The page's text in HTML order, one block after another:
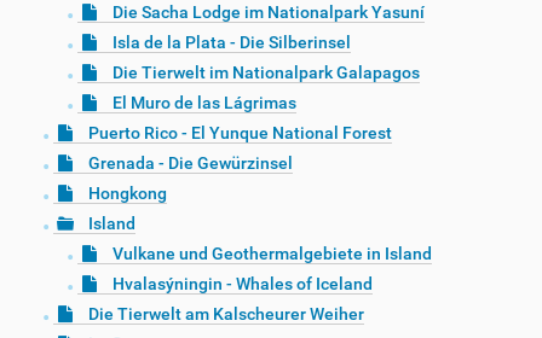
Die Sacha Lodge im Nationalpark Yasuní
Isla de la Plata - Die Silberinsel
Die Tierwelt im Nationalpark Galapagos
El Muro de las Lágrimas
Puerto Rico - El Yunque National Forest
Grenada - Die Gewürzinsel
Hongkong
Island
Vulkane und Geothermalgebiete in Island
Hvalasýningin - Whales of Iceland
Die Tierwelt am Kalscheurer Weiher